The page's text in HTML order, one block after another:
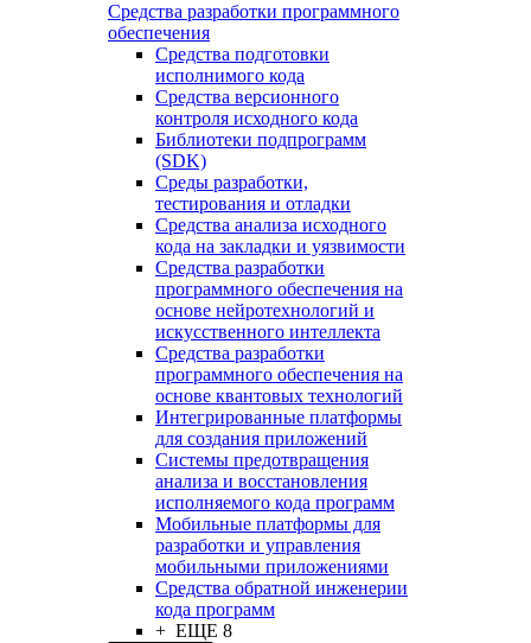
Средства разработки программного
обеспечения
Средства подготовки
исполнимого кода
Средства версионного
контроля исходного кода
Библиотеки подпрограмм
(SDK)
Среды разработки,
тестирования и отладки
Средства анализа исходного
кода на закладки и уязвимости
Средства разработки
программного обеспечения на
основе нейротехнологий и
искусственного интеллекта
Средства разработки
программного обеспечения на
основе квантовых технологий
Интегрированные платформы
для создания приложений
Системы предотвращения
анализа и восстановления
исполняемого кода программ
Мобильные платформы для
разработки и управления
мобильными приложениями
Средства обратной инженерии
кода программ
+ ЕЩЕ 8